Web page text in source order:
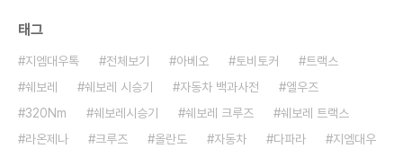
태그
지엠대우톡 전체보기 아베오 토비토커
트랙스
쉐보레
쉐보레 시승기 자동차 백과사전
엘우즈
320Nm
쉐보레시승기 쉐보레 크루즈
쉐보레 트랙스
라온제나
크루즈 올란도 자동차 다파라
지엠대우